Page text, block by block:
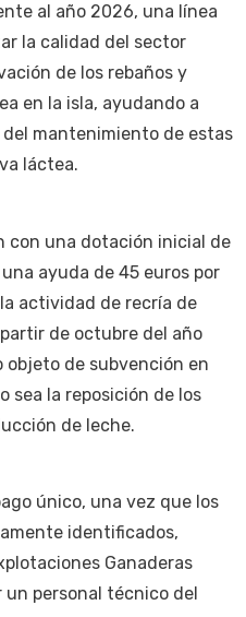
al año 2026, una línea
la calidad del sector
de los rebaños y
en la isla, ayudando a
mantenimiento de estas
láctea.
con una dotación inicial de
ayuda de 45 euros por
actividad de recría de
de octubre del año
objeto de subvención en
sea la reposición de los
de leche.
único, una vez que los
identificados,
Ganaderas
un personal técnico del